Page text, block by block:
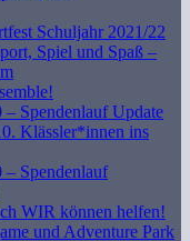
Schuljahr 2021/22
Spiel und Spaß –
Spendenlauf Update
Klässler*innen ins
Spendenlauf
WIR können helfen!
und Adventure Park